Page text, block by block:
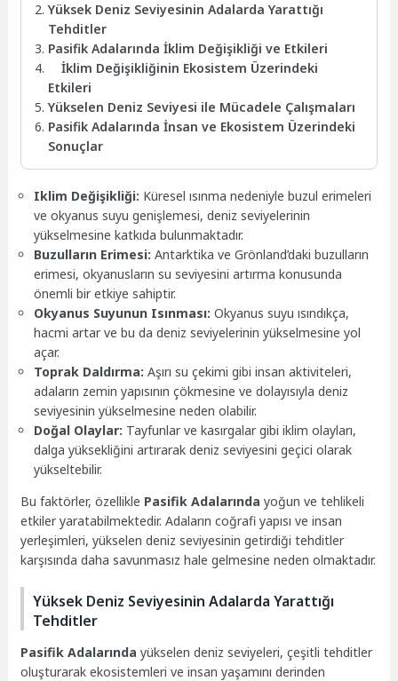
Yüksek Deniz Seviyesinin Adalarda Yarattığı
Tehditler
Pasifik Adalarında İklim Değişikliği ve Etkileri
İklim Değişikliğinin Ekosistem Üzerindeki
Etkileri
Yükselen Deniz Seviyesi ile Mücadele Çalışmaları
Pasifik Adalarında İnsan ve Ekosistem Üzerindeki
Sonuçlar
Iklim Değişikliği: Küresel ısınma nedeniyle buzul erimeleri
ve okyanus suyu genişlemesi, deniz seviyelerinin
yükselmesine katkıda bulunmaktadır.
Buzulların Erimesi: Antarktika ve Grönland’daki buzulların
erimesi, okyanusların su seviyesini artırma konusunda
önemli bir etkiye sahiptir.
Okyanus Suyunun Isınması: Okyanus suyu ısındıkça,
hacmi artar ve bu da deniz seviyelerinin yükselmesine yol
açar.
Toprak Daldırma: Aşırı su çekimi gibi insan aktiviteleri,
adaların zemin yapısının çökmesine ve dolayısıyla deniz
seviyesinin yükselmesine neden olabilir.
Doğal Olaylar: Tayfunlar ve kasırgalar gibi iklim olayları,
dalga yüksekliğini artırarak deniz seviyesini geçici olarak
yükseltebilir.
Bu faktörler, özellikle Pasifik Adalarında yoğun ve tehlikeli
etkiler yaratabilmektedir. Adaların coğrafi yapısı ve insan
yerleşimleri, yükselen deniz seviyesinin getirdiği tehditler
karşısında daha savunmasız hale gelmesine neden olmaktadır.
Yüksek Deniz Seviyesinin Adalarda Yarattığı
Tehditler
Pasifik Adalarında yükselen deniz seviyeleri, çeşitli tehditler
oluşturarak ekosistemleri ve insan yaşamını derinden